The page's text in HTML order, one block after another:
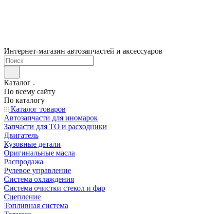
Интернет-магазин автозапчастей и аксессуаров
Каталог
По всему сайту
По каталогу
Каталог товаров
Автозапчасти для иномарок
Запчасти для ТО и расходники
Двигатель
Кузовные детали
Оригинальные масла
Распродажа
Рулевое управление
Система охлаждения
Система очистки стекол и фар
Сцепление
Топливная система